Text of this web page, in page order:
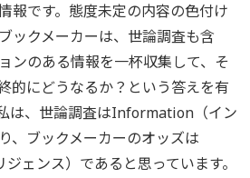
報です。態度未定の内容の色付け
ックメーカーは、世論調査も含
ンのある情報を一杯収集して、そ
的にどうなるか？という答えを有
は、世論調査はInformation（イン
、ブックメーカーのオッズは
ェンス）であると思っています。